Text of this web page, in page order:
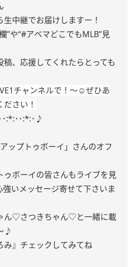
中継でお届けしますー！
”や“#アベマどこでもMLB”見
、応援してくれたらとっても
チャンネルで！ 〜☺︎ぜひあ
さい！
:*:･･:*:･♪
ップトゥボーイ」さんのオフ
ゥボーイの皆さんもライブを見
強いメッセージ寄せて下さいま
ん♡さつきちゃん♡と一緒に載
♪
み』チェックしてみてね